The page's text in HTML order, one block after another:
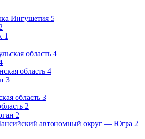
Ингушетия 5
2
1
область 4
область 4
3
область 3
2
2
автономный округ — Югра 2